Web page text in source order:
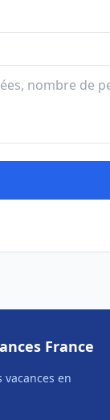
France
en